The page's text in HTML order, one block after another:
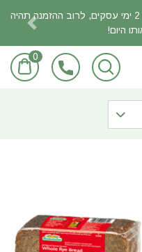
תל אביביים! אנחנו מתחייבים למקסימום 2 ימי עסקים, לרוב ההזמנה תהיה
היום!
0 ומאפים